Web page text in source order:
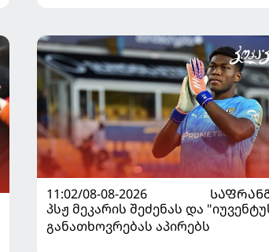
11:02/08-08-2026
პსჟ მეკარის შეძენას და
განათხოვრებას აპირებს